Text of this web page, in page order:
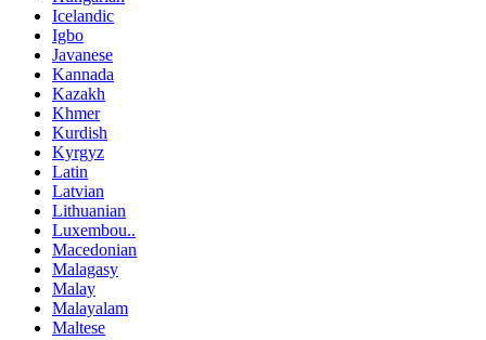
Icelandic
Igbo
Javanese
Kannada
Kazakh
Khmer
Kurdish
Kyrgyz
Latin
Latvian
Lithuanian
Luxembou..
Macedonian
Malagasy
Malay
Malayalam
Maltese